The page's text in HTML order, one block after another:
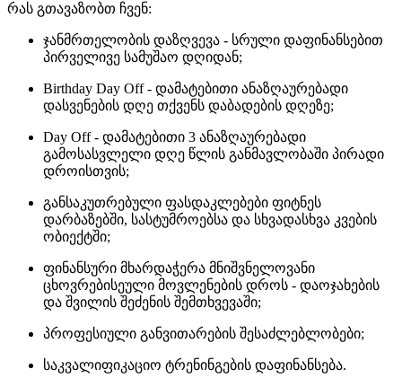
რას გთავაზობთ ჩვენ:
ჯანმრთელობის დაზღვევა - სრული დაფინანსებით
პირველივე სამუშაო დღიდან;
Birthday Day Off - დამატებითი ანაზღაურებადი
დასვენების დღე თქვენს დაბადების დღეზე;
Day Off - დამატებითი 3 ანაზღაურებადი
გამოსასვლელი დღე წლის განმავლობაში პირადი
დროისთვის;
განსაკუთრებული ფასდაკლებები ფიტნეს
დარბაზებში, სასტუმროებსა და სხვადასხვა კვების
ობიექტში;
ფინანსური მხარდაჭერა მნიშვნელოვანი
ცხოვრებისეული მოვლენების დროს - დაოჯახების
და შვილის შეძენის შემთხვევაში;
პროფესიული განვითარების შესაძლებლობები;
საკვალიფიკაციო ტრენინგების დაფინანსება.